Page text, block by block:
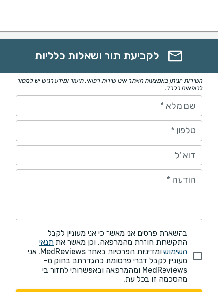
לקביעת תור ושאלות כלליות
השירות הניתן באמצעות האתר אינו שירות רפואי. תיעוד ומידע רגיש יש למסור
לרופאים בלבד.
שם מלא *
טלפון *
דוא"ל
הודעה *
בהשארת פרטים אני מאשר כי אני מעוניין לקבל
התקשרות חוזרת מהמרפאה, וכן מאשר את תנאי
השימוש
ומדיניות הפרטיות באתר MedReviews. אני
מעוניין לקבל דברי פרסומת כהגדרתם בחוק מ-
MedReviews ומהמרפאה ובאפשרותי לחזור בי
מהסכמה זו בכל עת.